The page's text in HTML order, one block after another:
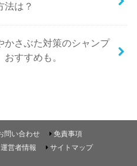
法は？
かさぶた対策のシャンプ
すすめも。
問い合わせ
免責事項
運営者情報 サイトマップ